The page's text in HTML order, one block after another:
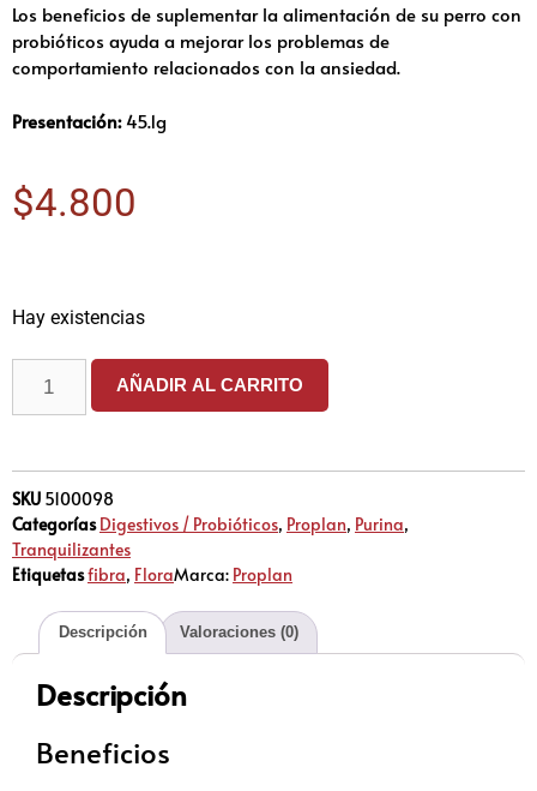
Los beneficios de suplementar la alimentación de su perro con
probióticos ayuda a mejorar los problemas de
comportamiento relacionados con la ansiedad.
Presentación:45.1g
$4.800
Hay existencias
AÑADIR AL CARRITO
SKU 5100098
Categorías Digestivos / Probióticos, Proplan, Purina,
Tranquilizantes
Etiquetasfibra, FloraMarca: Proplan
Descripción Valoraciones (0)
Descripción
Beneficios